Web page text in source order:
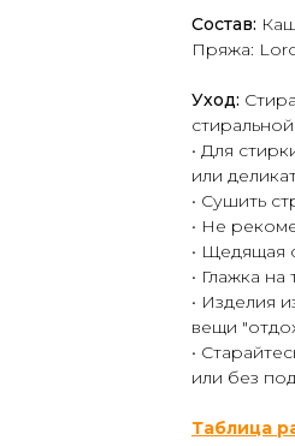
Состав:
Пряжа:
Уход:
• Для
или
• Сушить
• Не
• Щедящая
• Глажка
• Изделия
вещи
•
или без
Таблица